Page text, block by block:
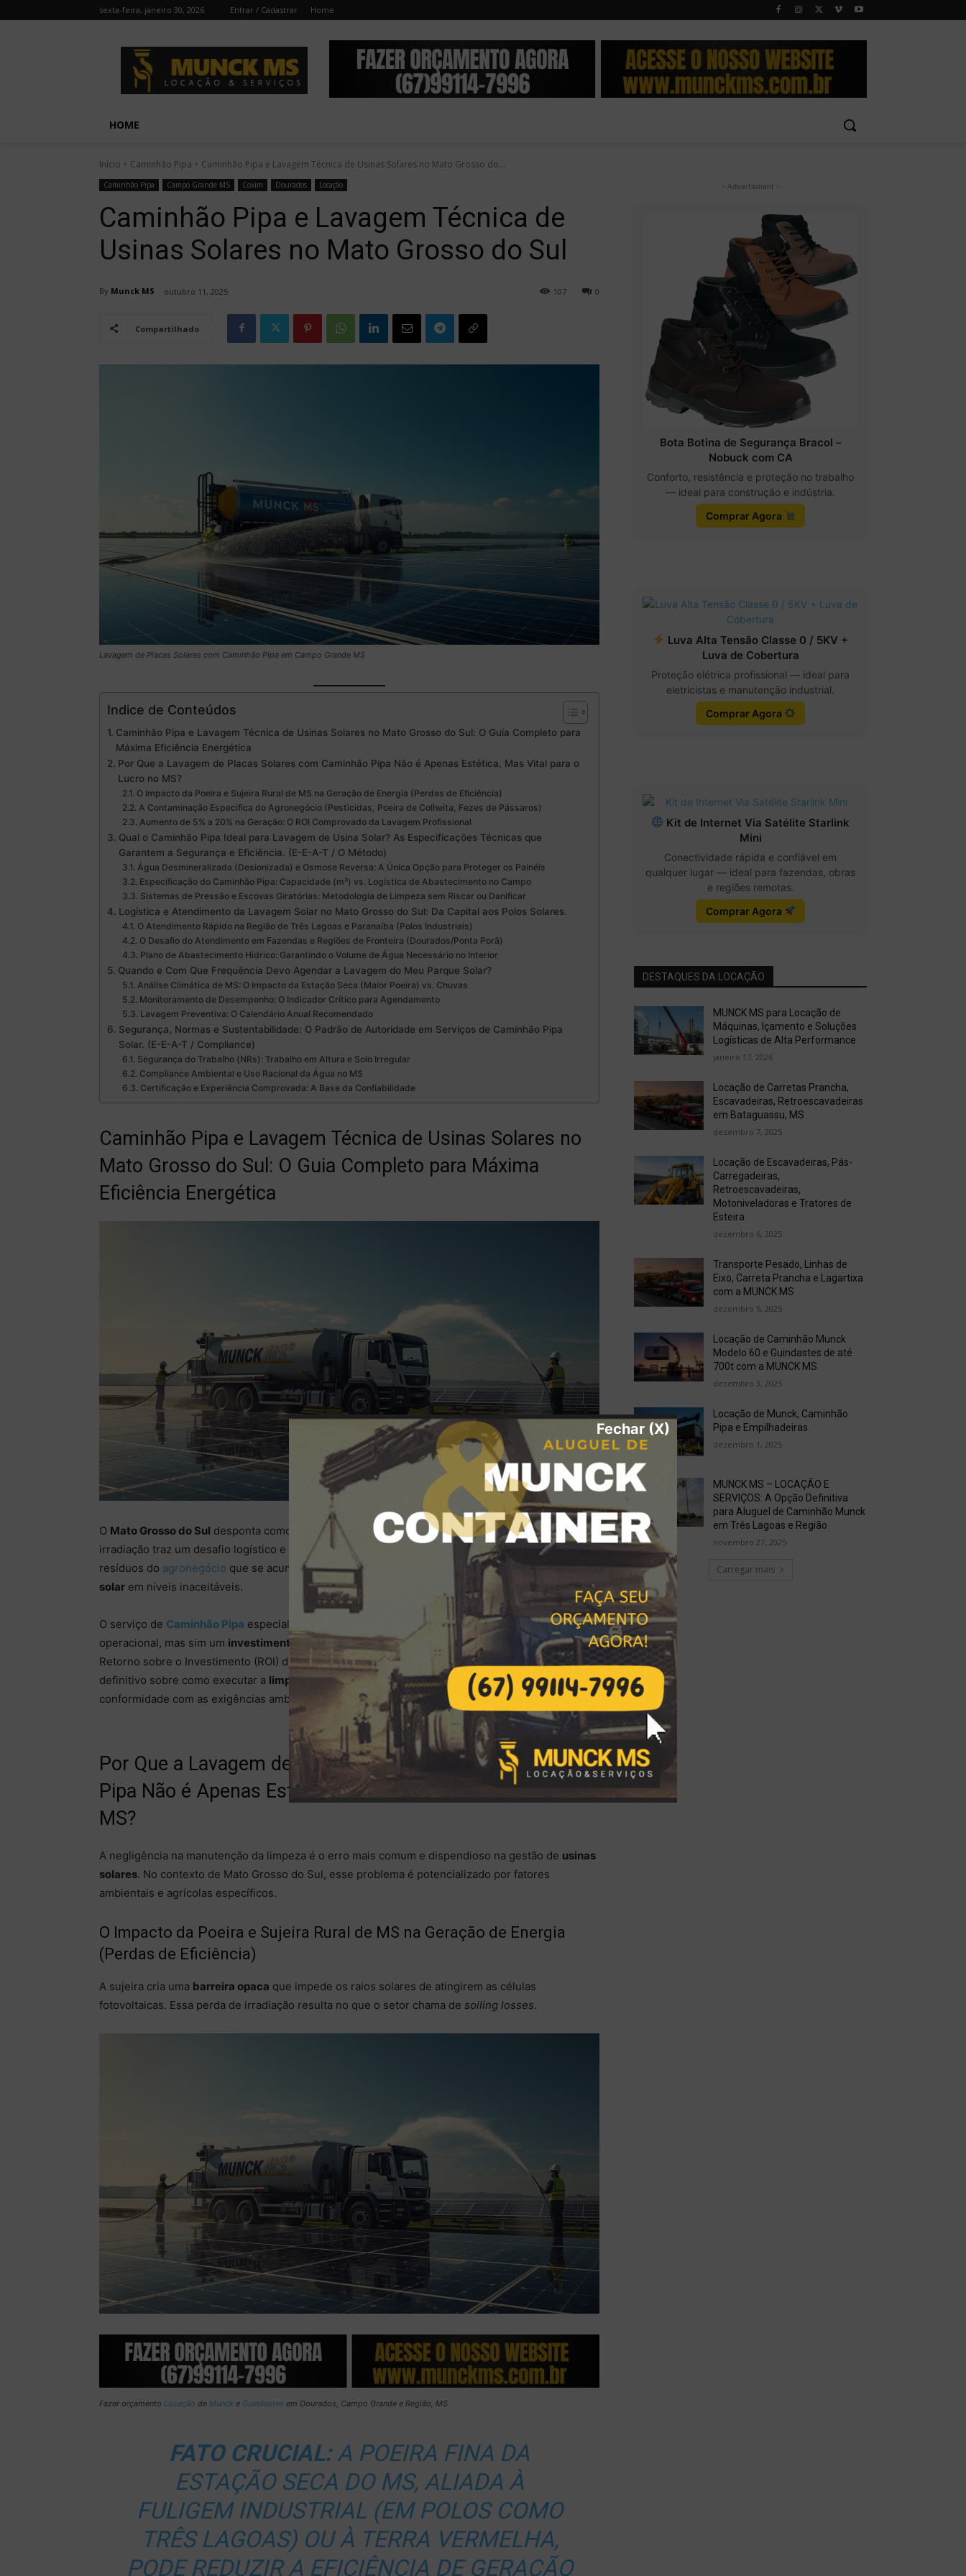
sexta-feira, janeiro 30, 2026 Entrar / Cadastrar Home
HOME
Início Caminhão Pipa Caminhão Pipa e Lavagem Técnica de Usinas Solares no Mato Grosso do...
Caminhão Pipa Campo Grande MS Coxim Dourados Locação
Caminhão Pipa e Lavagem Técnica de
Usinas Solares no Mato Grosso do Sul
By Munck MS outubro 11, 2025 0
107
Compartilhado
Lavagem de Placas Solares com Caminhão Pipa em Campo Grande MS
Indice de Conteúdos
Caminhão Pipa e Lavagem Técnica de Usinas Solares no Mato Grosso do Sul: O Guia Completo para
Máxima Eficiência Energética
Por Que a Lavagem de Placas Solares com Caminhão Pipa Não é Apenas Estética, Mas Vital para o
Lucro no MS?
O Impacto da Poeira e Sujeira Rural de MS na Geração de Energia (Perdas de Eficiência)
A Contaminação Específica do Agronegócio (Pesticidas, Poeira de Colheita, Fezes de Pássaros)
Aumento de 5% a 20% na Geração: O ROI Comprovado da Lavagem Profissional
Qual o Caminhão Pipa Ideal para Lavagem de Usina Solar? As Especificações Técnicas que
Garantem a Segurança e Eficiência. (E-E-A-T / O Método)
Água Desmineralizada (Desionizada) e Osmose Reversa: A Única Opção para Proteger os Painéis
Especificação do Caminhão Pipa: Capacidade (m³) vs. Logística de Abastecimento no Campo
Sistemas de Pressão e Escovas Giratórias: Metodologia de Limpeza sem Riscar ou Danificar
Logística e Atendimento da Lavagem Solar no Mato Grosso do Sul: Da Capital aos Polos Solares.
O Atendimento Rápido na Região de Três Lagoas e Paranaíba (Polos Industriais)
O Desafio do Atendimento em Fazendas e Regiões de Fronteira (Dourados/Ponta Porã)
Plano de Abastecimento Hídrico: Garantindo o Volume de Água Necessário no Interior
Quando e Com Que Frequência Devo Agendar a Lavagem do Meu Parque Solar?
Análise Climática de MS: O Impacto da Estação Seca (Maior Poeira) vs. Chuvas
Monitoramento de Desempenho: O Indicador Crítico para Agendamento
Lavagem Preventiva: O Calendário Anual Recomendado
Segurança, Normas e Sustentabilidade: O Padrão de Autoridade em Serviços de Caminhão Pipa
Solar. (E-E-A-T / Compliance)
Segurança do Trabalho (NRs): Trabalho em Altura e Solo Irregular
Compliance Ambiental e Uso Racional da Água no MS
Certificação e Experiência Comprovada: A Base da Confiabilidade
Caminhão Pipa e Lavagem Técnica de Usinas Solares no
Mato Grosso do Sul: O Guia Completo para Máxima
Eficiência Energética
O Mato Grosso do Sul desponta como um dos líderes em geração de energia solar, mas a alta
irradiação traz um desafio logístico e técnico crucial: a sujeira. A poeira, as fezes de pássaros e os
resíduos do agronegócio que se acumulam nasplacas solares reduzem a eficiência da suausina
solar em níveis inaceitáveis.
O serviço de Caminhão Pipa especializado para lavagem de painéis fotovoltaicos
não é um custo
operacional, mas sim um investimento obrigatório que garante a máxima performance e o
Retorno sobre o Investimento (ROI) da sua fazenda solar no MS. Este guia detalhado é o recurso
definitivo sobre como executar a limpeza técnicade forma segura, eficiente e em total
conformidade com as exigências ambientais e técnicas do estado.
Por Que a Lavagem de Placas Solares com Caminhão
Pipa Não é Apenas Estética, Mas Vital para o Lucro no
MS?
A negligência na manutenção da limpeza é o erro mais comum e dispendioso na gestão de usinas
solares. No contexto de Mato Grosso do Sul, esse problema é potencializado por fatores
ambientais e agrícolas específicos.
O Impacto da Poeira e Sujeira Rural de MS na Geração de Energia
(Perdas de Eficiência)
A sujeira cria uma barreira opaca que impede os raios solares de atingirem as células
fotovoltaicas. Essa perda de irradiação resulta no que o setor chama de soiling losses.
Fazer orçamento Locação de Munck e Guindastes em Dourados, Campo Grande e Região, MS
FATO CRUCIAL:A POEIRA FINA DA
ESTAÇÃO SECA DO MS, ALIADA À
FULIGEM INDUSTRIAL (EM POLOS COMO
TRÊS LAGOAS) OU À TERRA VERMELHA,
PODE REDUZIR A EFICIÊNCIA DE GERAÇÃO
- Advertisment -
Bota Botina de Segurança Bracol –
Nobuck com CA
Conforto, resistência e proteção no trabalho
— ideal para construção e indústria.
Comprar Agora
Luva Alta Tensão Classe 0 / 5KV +
Luva de Cobertura
Proteção elétrica profissional — ideal para
eletricistas e manutenção industrial.
Comprar Agora
Kit de Internet Via Satélite Starlink
Mini
Conectividade rápida e confiável em
qualquer lugar — ideal para fazendas, obras
e regiões remotas.
Comprar Agora
DESTAQUES DA LOCAÇÃO
MUNCK MS para Locação de
Máquinas, Içamento e Soluções
Logísticas de Alta Performance
janeiro 17, 2026
Locação de Carretas Prancha,
Escavadeiras, Retroescavadeiras
em Bataguassu, MS
dezembro 7, 2025
Locação de Escavadeiras, Pás-
Carregadeiras,
Retroescavadeiras,
Motoniveladoras e Tratores de
Esteira
dezembro 6, 2025
Transporte Pesado, Linhas de
Eixo, Carreta Prancha e Lagartixa
com a MUNCK MS
dezembro 5, 2025
Locação de Caminhão Munck
Modelo 60 e Guindastes de até
700t com a MUNCK MS
dezembro 3, 2025
Locação de Munck, Caminhão
Pipa e Empilhadeiras.
dezembro 1, 2025
MUNCK MS – LOCAÇÃO E
SERVIÇOS: A Opção Definitiva
para Aluguel de Caminhão Munck
em Três Lagoas e Região
novembro 27, 2025
Carregar mais
Fechar (X)